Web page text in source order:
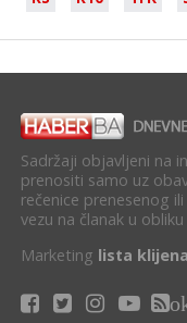
Sadržaji objavljeni na
prenositi samo uz
rečenice prenesenog
vezu na članak u obliku
Marketing lista